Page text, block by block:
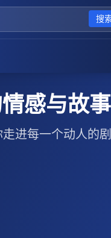
搜
感与故事
进每一个动人的